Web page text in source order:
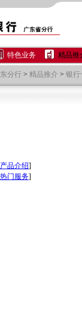
特色业务 精品推
分行 > 精品推介 > 银行
产品介绍]
热门服务]